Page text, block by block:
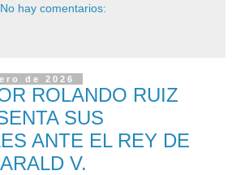
No hay comentarios:
de 2026
ROLANDO RUIZ
SUS
ANTE EL REY DE
V.